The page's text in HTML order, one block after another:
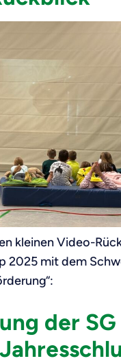
kleinen Video-
2025 mit dem
der